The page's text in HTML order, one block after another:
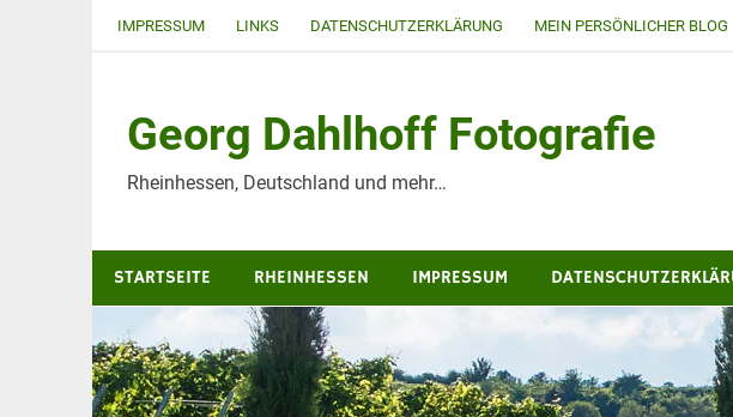
IMPRESSUM LINKS DATENSCHUTZERKLÄRUNG MEIN PERSÖNLICHER BLOG
Georg Dahlhoff Fotografie
Rheinhessen, Deutschland und mehr…
STARTSEITE RHEINHESSEN IMPRESSUM